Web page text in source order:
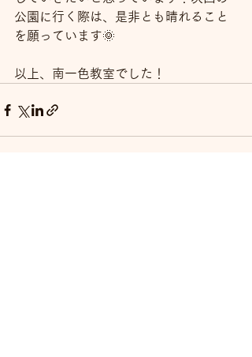
公園に行く際は、是非とも晴れること
を願っています🌞
以上、南一色教室でした！